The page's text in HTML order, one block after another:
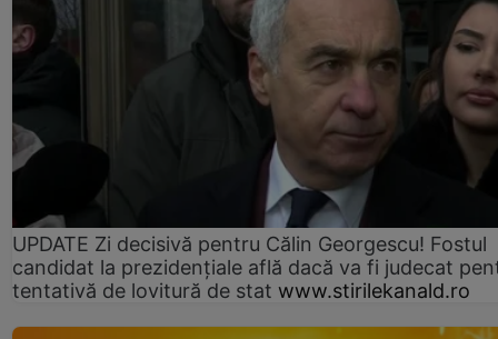
UPDATE Zi decisivă pentru Călin Georgescu! Fostul
candidat la prezidențiale află dacă va fi judecat
tentativă de lovitură de stat www.stirilekanald.ro